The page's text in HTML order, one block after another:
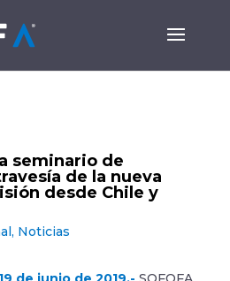
seminario de
de la nueva
desde Chile y
, Noticias